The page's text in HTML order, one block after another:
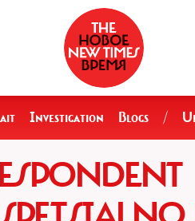
Investigation Blogs /